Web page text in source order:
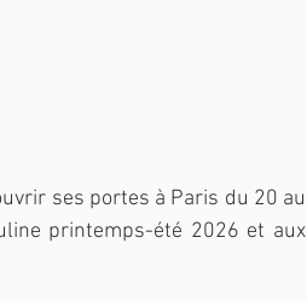
ses portes à Paris du 20 au
printemps-été 2026 et aux